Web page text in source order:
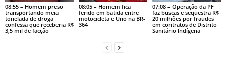
08:55 – Homem preso
transportando meia
tonelada de droga
confessa que receberia R$
3,5 mil de facção
08:05 – Homem fica
ferido em batida entre
motocicleta e Uno na BR-
364
07:08 – Operação da PF
faz buscas e sequestra R$
20 milhões por fraudes
em contratos de Distrito
Sanitário Indígena